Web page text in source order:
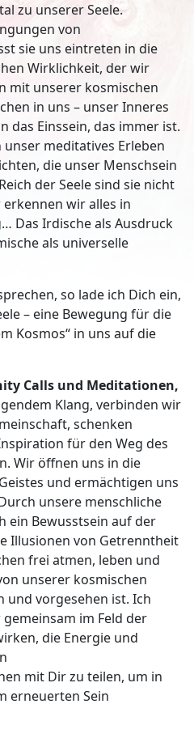
zu unserer Seele.
von
sie uns eintreten in die
Wirklichkeit, der wir
mit unserer kosmischen
in uns – unser Inneres
das Einssein, das immer ist.
meditatives Erleben
die unser Menschsein
der Seele sind sie nicht
wir alles in
Das Irdische als Ausdruck
als universelle
so lade ich Dich ein,
– eine Bewegung für die
Kosmos“ in uns auf die
Calls und Meditationen,
Klang, verbinden wir
schenken
für den Weg des
Wir öffnen uns in die
und ermächtigen uns
unsere menschliche
ein Bewusstsein auf der
Illusionen von Getrenntheit
frei atmen, leben und
unserer kosmischen
und vorgesehen ist. Ich
im Feld der
die Energie und
mit Dir zu teilen, um in
erneuerten Sein